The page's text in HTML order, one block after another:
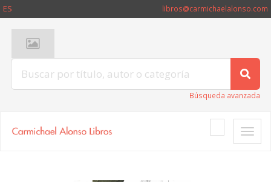
ES libros@carmichaelalonso.com
Búsqueda avanzada
Toggle